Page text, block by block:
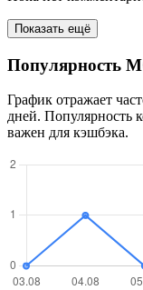
Показать ещё
Популярность
График отражает
дней. Популярность
важен для кэшбэка.